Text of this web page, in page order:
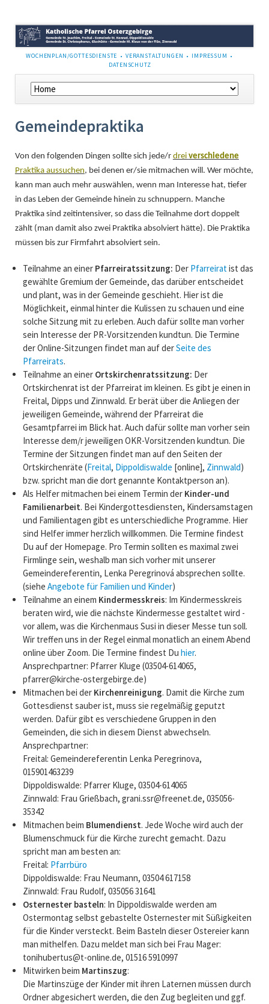
NAVIGATION
WOCHENPLAN/GOTTESDIENSTE VERANSTALTUNGEN
IMPRESSUM
DATENSCHUTZ
Navigation
überspringen
Gemeindepraktika
Von den folgenden Dingen sollte sich jede/r drei verschiedene
Praktika aussuchen, bei denen er/sie mitmachen will. Wer möchte,
kann man auch mehr auswählen, wenn man Interesse hat, tiefer
in das Leben der Gemeinde hinein zu schnuppern. Manche
Praktika sind zeitintensiver, so dass die Teilnahme dort doppelt
zählt (man damit also zwei Praktika absolviert hätte). Die Praktika
müssen bis zur Firmfahrt absolviert sein.
Teilnahme an einer Pfarreiratssitzung: Der Pfarreiratist das
gewählte Gremium der Gemeinde, das darüber entscheidet
und plant, was in der Gemeinde geschieht. Hier ist die
Möglichkeit, einmal hinter die Kulissen zu schauen und eine
solche Sitzung mit zu erleben. Auch dafür sollte man vorher
sein Interesse der PR-Vorsitzenden kundtun. Die Termine
der Online-Sitzungen findet man auf derSeite des
Pfarreirats.
Teilnahme an einer Ortskirchenratssitzung: Der
Ortskirchenrat ist der Pfarreirat im kleinen. Es gibt je einen in
Freital, Dipps und Zinnwald. Er berät über die Anliegen der
jeweiligen Gemeinde, während der Pfarreirat die
Gesamtpfarrei im Blick hat. Auch dafür sollte man vorher sein
Interesse dem/r jeweiligen OKR-Vorsitzenden kundtun. Die
Termine der Sitzungen findet man auf den Seiten der
Ortskirchenräte (Freital, Dippoldiswalde [online], Zinnwald)
bzw. spricht man die dort genannte Kontaktperson an).
Als Helfer mitmachen bei einem Termin der Kinder-und
Familienarbeit. Bei Kindergottesdiensten, Kindersamstagen
und Familientagen gibt es unterschiedliche Programme. Hier
sind Helfer immer herzlich willkommen. Die Termine findest
Du auf der Homepage. Pro Termin sollten es maximal zwei
Firmlinge sein, weshalb man sich vorher mit unserer
Gemeindereferentin, Lenka Peregrinová absprechen sollte.
(sieheAngebote für Familien und Kinder)
Teilnahme an einem Kindermesskreis: Im Kindermesskreis
beraten wird, wie die nächste Kindermesse gestaltet wird -
vor allem, was die Kirchenmaus Susi in dieser Messe tun soll.
Wir treffen uns in der Regel einmal monatlich an einem Abend
online über Zoom. Die Termine findest Duhier.
Ansprechpartner: Pfarrer Kluge (03504-614065,
pfarrer@kirche-ostergebirge.de)
Mitmachen bei der Kirchenreinigung. Damit die Kirche zum
Gottesdienst sauber ist, muss sie regelmäßig geputzt
werden. Dafür gibt es verschiedene Gruppen in den
Gemeinden, die sich in diesem Dienst abwechseln.
Ansprechpartner:
Freital: Gemeindereferentin Lenka Peregrinova,
015901463239
Dippoldiswalde: Pfarrer Kluge, 03504-614065
Zinnwald: Frau Grießbach, grani.ssr@freenet.de, 035056-
35342
Mitmachen beim Blumendienst. Jede Woche wird auch der
Blumenschmuck für die Kirche zurecht gemacht. Dazu
spricht man am besten an:
Freital: Pfarrbüro
Dippoldiswalde: Frau Neumann, 03504 617158
Zinnwald: Frau Rudolf, 035056 31641
Osternester basteln: In Dippoldiswalde werden am
Ostermontag selbst gebastelte Osternester mit Süßigkeiten
für die Kinder versteckt. Beim Basteln dieser Ostereier kann
man mithelfen. Dazu meldet man sich bei Frau Mager:
tonihubertus@t-online.de, 01516 5910997
Mitwirken beim Martinszug:
Die Martinszüge der Kinder mit ihren Laternen müssen durch
Ordner abgesichert werden, die den Zug begleiten und ggf.